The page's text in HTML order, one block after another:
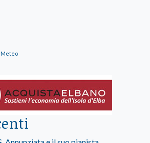
Meteo